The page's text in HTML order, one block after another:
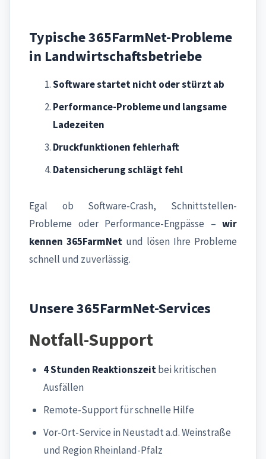
Typische 365FarmNet-Probleme
in Landwirtschaftsbetriebe
Software startet nicht oder stürzt ab
Performance-Probleme und langsame
Ladezeiten
Druckfunktionen fehlerhaft
Datensicherung schlägt fehl
Egal ob Software-Crash, Schnittstellen-
Probleme oder Performance-Engpässe – wir
kennen 365FarmNet und lösen Ihre Probleme
schnell und zuverlässig.
Unsere 365FarmNet-Services
Notfall-Support
4 Stunden Reaktionszeitbei kritischen
Ausfällen
Remote-Support für schnelle Hilfe
Vor-Ort-Service in Neustadt a.d. Weinstraße
und Region Rheinland-Pfalz